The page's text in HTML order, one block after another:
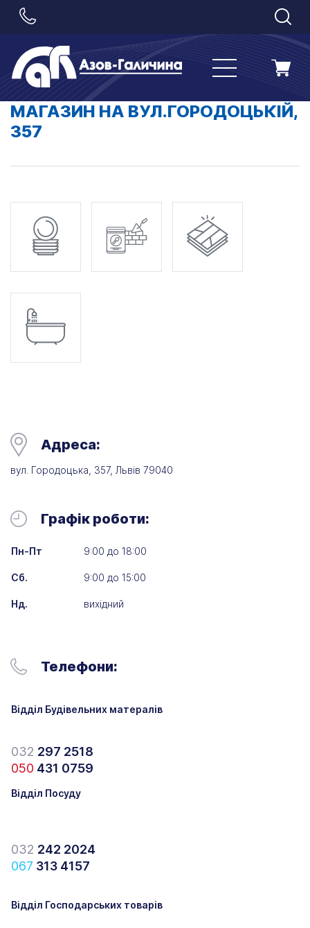
МАГАЗИН НА ВУЛ.ГОРОДОЦЬКІЙ,
357
Адреса:
вул. Городоцька, 357, Львів 79040
Графік роботи:
Пн-Пт 9:00 до 18:00
Сб. 9:00 до 15:00
Нд. вихідний
Телефони:
Відділ Будівельних матералів
032 297 2518
050 431 0759
Відділ Посуду
032 242 2024
067 313 4157
Відділ Господарських товарів